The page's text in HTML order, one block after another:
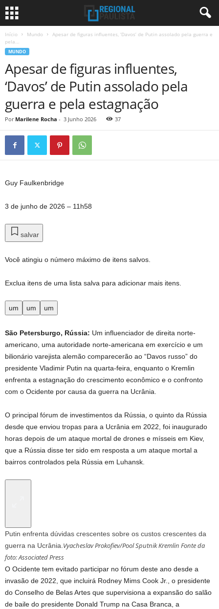
Início Mundo
Apesar de figuras influentes, ‘Davos’ de Putin assolado pela guerra e
pela...
MUNDO
Apesar de figuras influentes,
‘Davos’ de Putin assolado pela
guerra e pela estagnação
Por Marilene Rocha - 3 Junho 2026 37
Guy Faulkenbridge
3 de junho de 2026 – 11h58
salvar
Você atingiu o número máximo de itens salvos.
Exclua itens de uma lista salva para adicionar mais itens.
um um um
São Petersburgo, Rússia: Um influenciador de direita norte-
americano, uma autoridade norte-americana em exercício e um
bilionário varejista alemão comparecerão ao “Davos russo” do
presidente Vladimir Putin na quarta-feira, enquanto o Kremlin
enfrenta a estagnação do crescimento econômico e o confronto
com o Ocidente por causa da guerra na Ucrânia.
O principal fórum de investimentos da Rússia, o quinto da Rússia
desde que enviou tropas para a Ucrânia em 2022, foi inaugurado
horas depois de um ataque mortal de drones e mísseis em Kiev,
que a Rússia disse ter sido em resposta a um ataque mortal a
bairros controlados pela Rússia em Luhansk.
Putin enfrenta dúvidas crescentes sobre os custos crescentes da
guerra na Ucrânia. Vyacheslav Prokofiev/Pool Sputnik Kremlin Fonte da
foto: Associated Press
O Ocidente tem evitado participar no fórum deste ano desde a
invasão de 2022, que incluirá Rodney Mims Cook Jr., o presidente
do Conselho de Belas Artes que supervisiona a expansão do salão
de baile do presidente Donald Trump na Casa Branca, a